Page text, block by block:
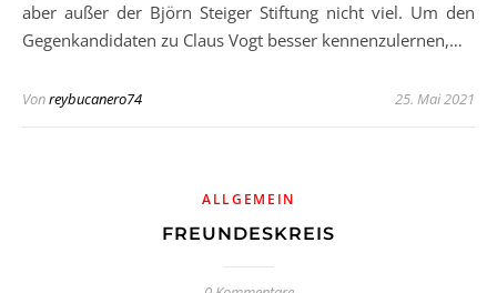
aber außer der Björn Steiger Stiftung nicht viel. Um den
Gegenkandidaten zu Claus Vogt besser kennenzulernen,…
Vonreybucanero74 25. Mai 2021
ALLGEMEIN
FREUNDESKREIS